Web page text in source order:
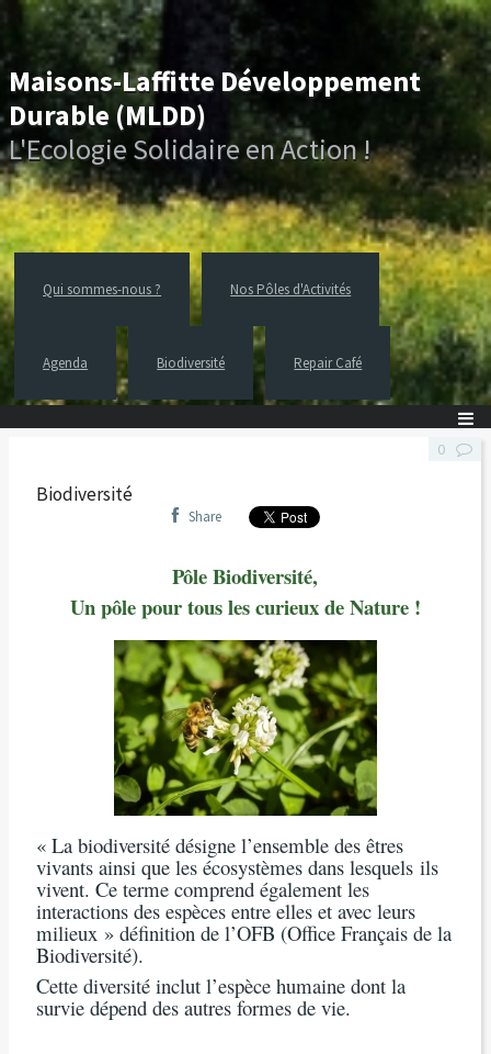
Maisons-Laffitte Développement
Durable (MLDD)
L'Ecologie Solidaire en Action !
Qui sommes-nous ? Nos Pôles d'Activités
Agenda Biodiversité Repair Café
Biodiversité
Share
Pôle Biodiversité,
Un pôle pour tous les curieux de Nature !
« La biodiversité désigne l’ensemble des êtres
vivants ainsi que les écosystèmes dans lesquels ils
vivent. Ce terme comprend également les
interactions des espèces entre elles et avec leurs
milieux » définition de l’OFB (Office Français de la
Biodiversité).
Cette diversité inclut l’espèce humaine dont la
survie dépend des autres formes de vie.
0